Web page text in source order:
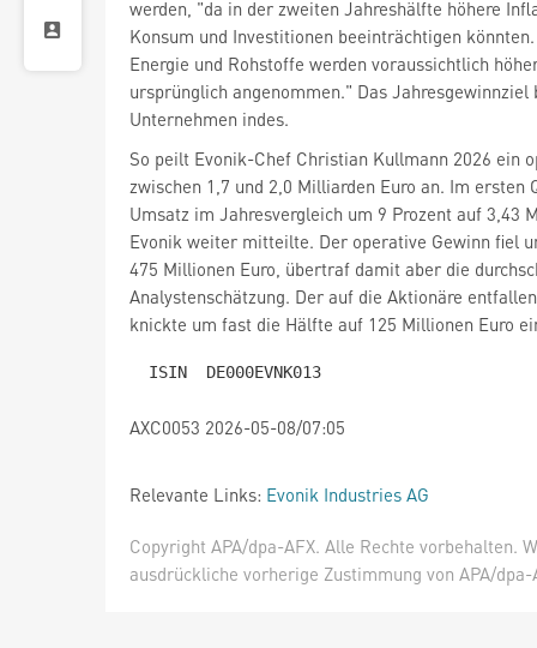
werden, "da in der zweiten Jahreshälfte höhere
Konsum und Investitionen beeinträchtigen
Energie und Rohstoffe werden voraussichtlich
ursprünglich angenommen." Das Jahresgewinnziel
Unternehmen indes.
So peilt Evonik-Chef Christian Kullmann 2026 ein
zwischen 1,7 und 2,0 Milliarden Euro an. Im ersten
Umsatz im Jahresvergleich um 9 Prozent auf 3,43
Evonik weiter mitteilte. Der operative Gewinn fiel
475 Millionen Euro, übertraf damit aber die
Analystenschätzung. Der auf die Aktionäre
knickte um fast die Hälfte auf 125 Millionen Euro
AXC0053 2026-05-08/07:05
Relevante Links: Evonik Industries AG
Copyright APA/dpa-AFX. Alle Rechte vorbehalten.
ausdrückliche vorherige Zustimmung von APA/